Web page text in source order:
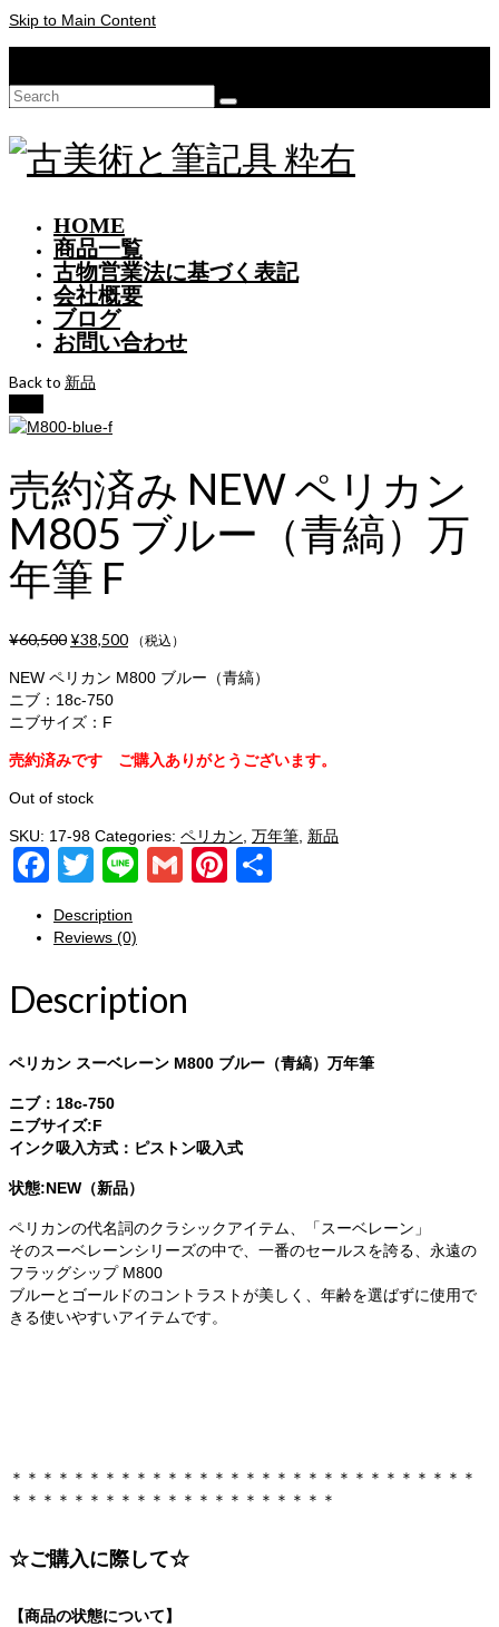
Skip to Main Content
Search
HOME
商品一覧
古物営業法に基づく表記
会社概要
ブログ
お問い合わせ
Back to 新品
売約済み NEW ペリカン
M805 ブルー（青縞）万
年筆 F
¥60,500¥38,500 （税込）
NEW ペリカン M800 ブルー（青縞）
ニブ：18c-750
ニブサイズ：F
売約済みです ご購入ありがとうございます。
Out of stock
SKU: 17-98 Categories: ペリカン 万年筆 新品
Facebook
Twitter
LineGmailPinterest
Description
Reviews (0)
Description
ペリカン スーベレーン M800 ブルー（青縞）万年筆
ニブ：18c-750
ニブサイズ:F
インク吸入方式：ピストン吸入式
状態:NEW（新品）
ペリカンの代名詞のクラシックアイテム、「スーベレーン」
そのスーベレーンシリーズの中で、一番のセールスを誇る、永遠の
フラッグシップ M800
ブルーとゴールドのコントラストが美しく、年齢を選ばずに使用で
きる使いやすいアイテムです。
＊＊＊＊＊＊＊＊＊＊＊＊＊＊＊＊＊＊＊＊＊＊＊＊＊＊＊＊＊＊
＊＊＊＊＊＊＊＊＊＊＊＊＊＊＊＊＊＊＊＊＊
☆ご購入に際して☆
【商品の状態について】